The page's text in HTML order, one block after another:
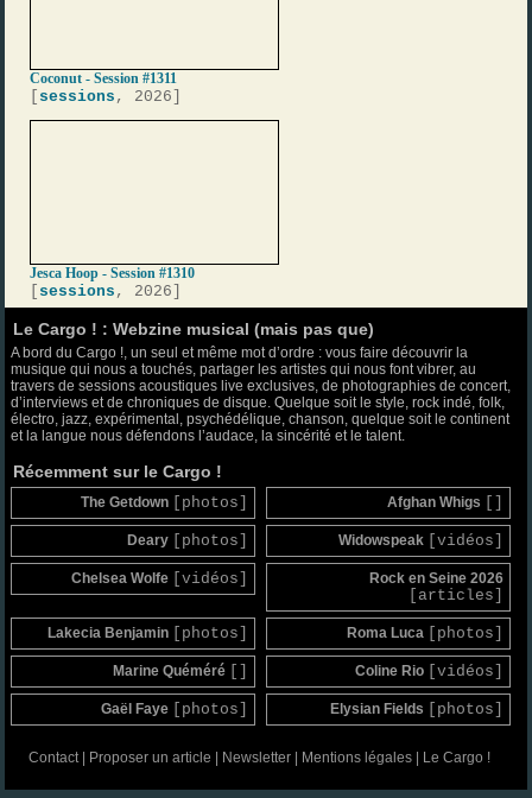
Coconut - Session #1311
sessions , 2026]
Jesca Hoop - Session #1310
sessions , 2026]
Le Cargo ! : Webzine musical (mais pas que)
A bord du Cargo !, un seul et même mot d’ordre : vous faire découvrir la
musique qui nous a touchés, partager les artistes qui nous font vibrer, au
travers de sessions acoustiques live exclusives, de photographies de concert,
d’interviews et de chroniques de disque. Quelque soit le style, rock indé, folk,
électro, jazz, expérimental, psychédélique, chanson, quelque soit le continent
et la langue nous défendons l’audace, la sincérité et le talent.
Récemment sur le Cargo !
The Getdown [photos] Afghan Whigs
Deary [photos] Widowspeak [vidéos]
Chelsea Wolfe [vidéos] Rock en Seine 2026
[articles]
Lakecia Benjamin [photos] Roma Luca [photos]
Marine Quéméré Coline Rio [vidéos]
Gaël Faye [photos] Elysian Fields [photos]
Contact| Proposer un article Newsletter| Mentions légales| Le Cargo !